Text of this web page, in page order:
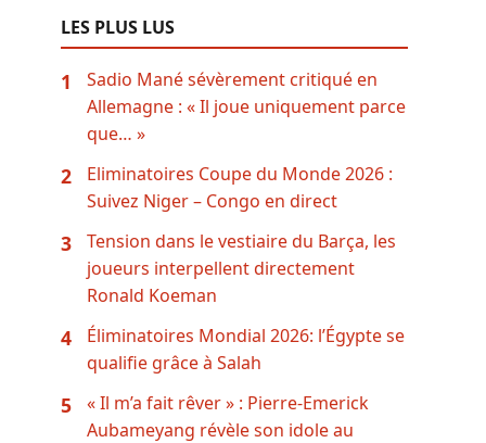
LES PLUS LUS
1
Sadio Mané sévèrement critiqué en
Allemagne : « Il joue uniquement parce
que… »
2
Eliminatoires Coupe du Monde 2026 :
Suivez Niger – Congo en direct
3
Tension dans le vestiaire du Barça, les
joueurs interpellent directement
Ronald Koeman
4
Éliminatoires Mondial 2026: l’Égypte se
qualifie grâce à Salah
5
« Il m’a fait rêver » : Pierre-Emerick
Aubameyang révèle son idole au